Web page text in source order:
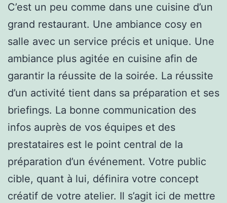
C’est un peu comme dans une cuisine d’un
grand restaurant. Une ambiance cosy en
salle avec un service précis et unique. Une
ambiance plus agitée en cuisine afin de
garantir la réussite de la soirée. La réussite
d’un activité tient dans sa préparation et ses
briefings. La bonne communication des
infos auprès de vos équipes et des
prestataires est le point central de la
préparation d’un événement. Votre public
cible, quant à lui, définira votre concept
créatif de votre atelier. Il s’agit ici de mettre